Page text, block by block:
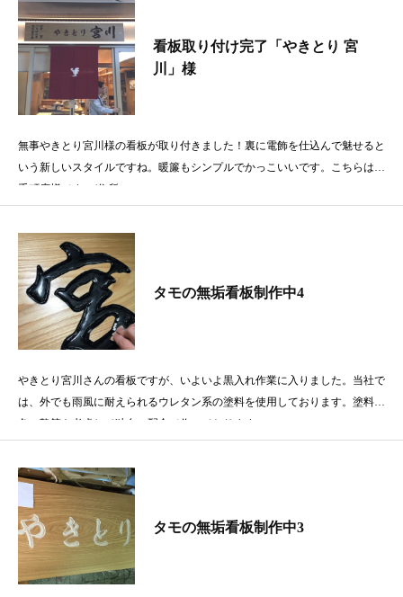
看板取り付け完了「やきとり 宮
川」様
無事やきとり宮川様の看板が取り付きました！裏に電飾を仕込んで魅せると
いう新しいスタイルですね。暖簾もシンプルでかっこいいです。こちらは大
手町店様です。(住所
タモの無垢看板制作中4
やきとり宮川さんの看板ですが、いよいよ黒入れ作業に入りました。当社で
は、外でも雨風に耐えられるウレタン系の塗料を使用しております。塗料は
色、艶等を考慮して独自の配合で作っております。
タモの無垢看板制作中3